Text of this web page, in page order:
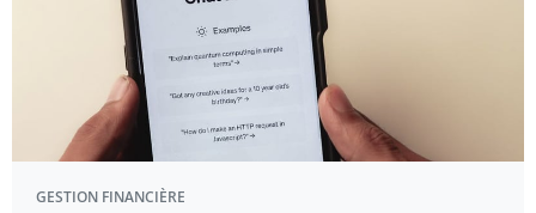
GESTION FINANCIÈRE